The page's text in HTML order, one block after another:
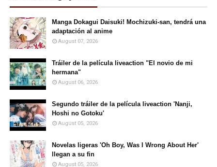
Manga Dokagui Daisuki! Mochizuki-san, tendrá una
adaptación al anime
August 07, 2026
Tráiler de la película liveaction "El novio de mi
hermana"
August 06, 2026
Segundo tráiler de la película liveaction 'Nanji,
Hoshi no Gotoku'
August 05, 2026
Novelas ligeras 'Oh Boy, Was I Wrong About Her'
llegan a su fin
August 05, 2026